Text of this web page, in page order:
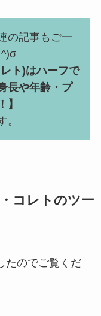
の記事もご一
ト)はハーフで
長や年齢・プ
】
。
コレトのツー
たのでご覧くだ